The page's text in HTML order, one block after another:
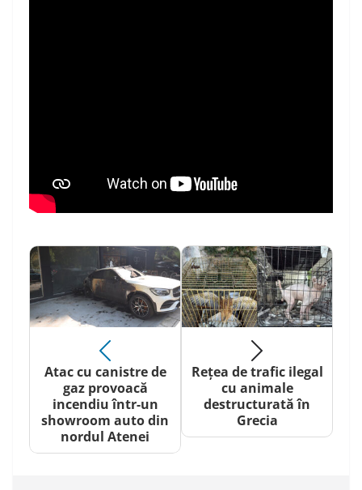
Atac cu canistre de
gaz provoacă
incendiu într-un
showroom auto din
nordul Atenei
Rețea de trafic ilegal
cu animale
destructurată în
Grecia